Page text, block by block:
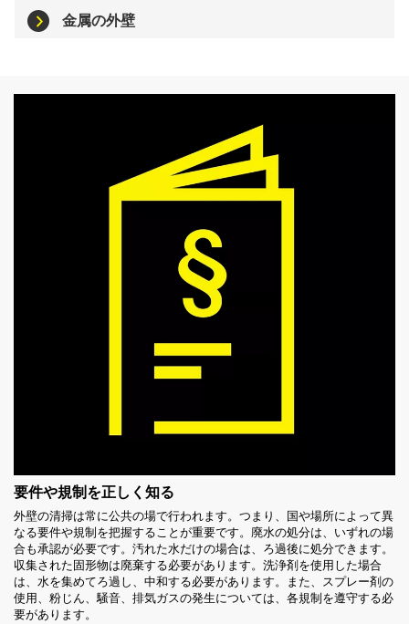
金属の外壁
要件や規制を正しく知る
外壁の清掃は常に公共の場で行われます。つまり、国や場所によって異
なる要件や規制を把握することが重要です。廃水の処分は、いずれの場
合も承認が必要です。汚れた水だけの場合は、ろ過後に処分できます。
収集された固形物は廃棄する必要があります。洗浄剤を使用した場合
は、水を集めてろ過し、中和する必要があります。また、スプレー剤の
使用、粉じん、騒音、排気ガスの発生については、各規制を遵守する必
要があります。